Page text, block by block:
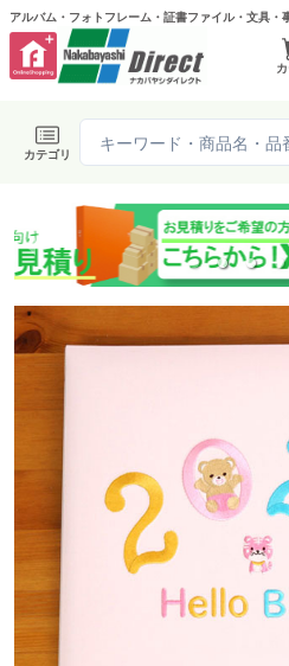
アルバム・フォトフレーム・証書ファイル・文具
カテゴリ